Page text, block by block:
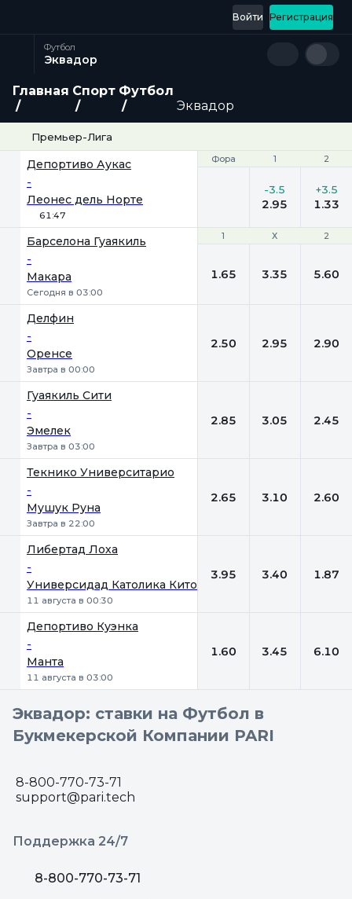
Регистрация
Войти
Футбол
Эквадор
Главная Спорт Футбол
Эквадор
Премьер-Лига
Фора 1 2
Депортиво Аукас
-
Леонес дель Норте
61:47
Фора 1 2
-3.5
2.95
+3.5
1.33
1 Х 2
Барселона Гуаякиль
-
Макара
Сегодня в 03:00
1 Х 2
1.65 3.35 5.60
Делфин
-
Оренсе
Завтра в 00:00
2.50 2.95 2.90
Гуаякиль Сити
-
Эмелек
Завтра в 03:00
2.85 3.05 2.45
Текнико Университарио
-
Мушук Руна
Завтра в 22:00
2.65 3.10 2.60
Либертад Лоха
-
Универсидад Католика Кито
11 августа в 00:30
3.95 3.40 1.87
Депортиво Куэнка
-
Манта
11 августа в 03:00
1.60 3.45 6.10
Эквадор: ставки на Футбол в
Букмекерской Компании PARI
8-800-770-73-71
support@pari.tech
Поддержка 24/7
8-800-770-73-71